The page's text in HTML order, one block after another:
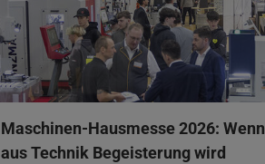
Maschinen-Hausmesse 2026: Wenn
aus Technik Begeisterung wird